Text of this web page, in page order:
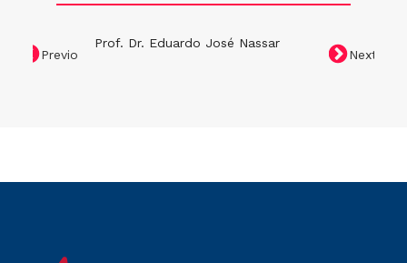
Prof. Dr. Eduardo José Nassar
Prof. Dr.
Previous
Next